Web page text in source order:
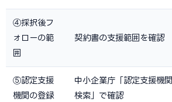
④採択後フ
ォローの範
囲
契約書の支援範囲を確認
⑤認定支援
機関の登録
中小企業庁「認定支援機関
検索」で確認